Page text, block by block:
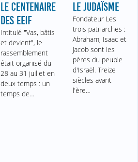
LE CENTENAIRE
DES EEIF
Intitulé "Vas, bâtis
et devient", le
rassemblement
était organisé du
28 au 31 juillet en
deux temps : un
temps de…
LE JUDAÏSME
Fondateur Les
trois patriarches :
Abraham, Isaac et
Jacob sont les
pères du peuple
d'Israël. Treize
siècles avant
l'ère…